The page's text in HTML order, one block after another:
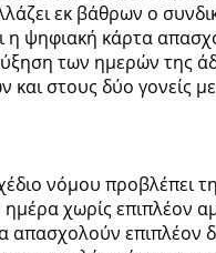
εκ βάθρων ο
η ψηφιακή κάρτα
των ημερών της
και στους δύο γονείς
νόμου προβλέπει
χωρίς επιπλέον
απασχολούν